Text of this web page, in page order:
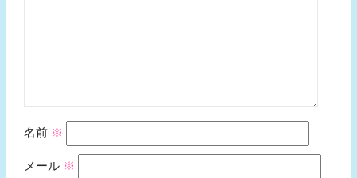
名前 ※
メール ※